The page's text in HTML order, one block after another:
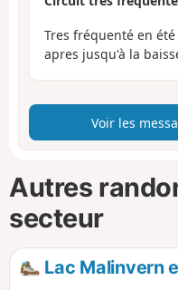
Tres fréquenté en
apres jusqu'à la
Voir les
Autres
secteur
Lac Malinvern